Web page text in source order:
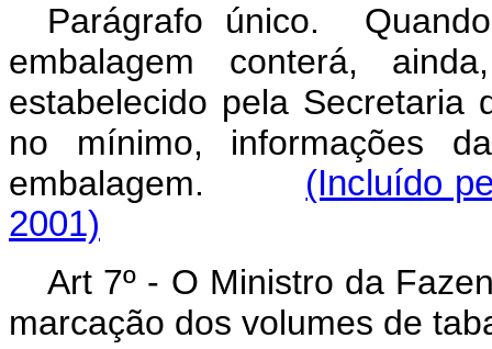
Parágrafo único.
embalagem conterá,
estabelecido pela Secretaria
no mínimo, informações
embalagem.
(Incluído
2001)
Art 7º - O Ministro da
marcação dos volumes de